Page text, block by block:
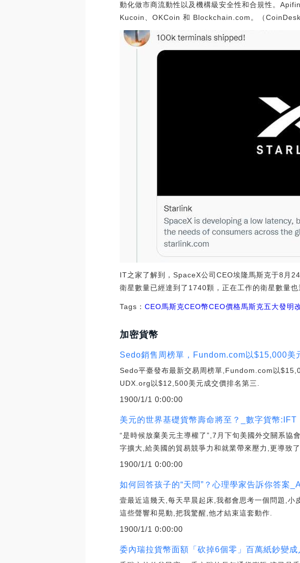
動化做市商流動性以及機構級安全性和合規性。
Kucoin、OKCoin 和 Blockchain.com。（
IT之家了解到，SpaceX公司CEO埃隆馬斯克于8月
衛星數量已經達到了1740顆，正在工作的衛星數量
Tags：CEO馬斯克CEO幣CEO價格馬斯克五大發明
加密貨幣
Sedo銷售周榜單，Fundom.com以$15,000美
Sedo平臺發布最新交易周榜單,Fundom.com以
UDX.org以$12,500美元成交價排名第三.
1900/1/1 0:00:00
美元的世界基礎貨幣壽命將至？_數字貨幣:IFT
“是時候放棄美元主導權了”,7月下旬美國外交關系協
字擴大,給美國的貿易競爭力和就業帶來壓力,更導致
1900/1/1 0:00:00
如何回答孩子的“天問”？心理學家告訴你答案
壹最近這幾天,每天早晨起床,我都會思考一個問題,小
這些聲響和晃動,把我驚醒,他才結束這套動作.
1900/1/1 0:00:00
委內瑞拉貨幣面額「砍掉6個零」百萬紙鈔變